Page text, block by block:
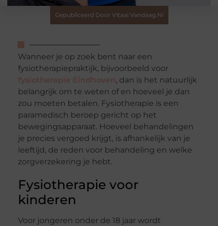
Gepubliceerd Door Vitaal Vandaag.nl
Wanneer je op zoek bent naar een
fysiotherapiepraktijk, bijvoorbeeld voor
fysiotherapie Eindhoven, dan is het natuurlijk
belangrijk om te weten of en hoeveel je dan
zou moeten betalen. Fysiotherapie is een
paramedisch beroep gericht op het
bewegingsapparaat. Hoeveel behandelingen
je precies vergoed krijgt, is afhankelijk van je
leeftijd, de reden voor behandeling en welke
zorgverzekering je hebt.
Fysiotherapie voor
kinderen
Voor jongeren onder de 18 jaar wordt